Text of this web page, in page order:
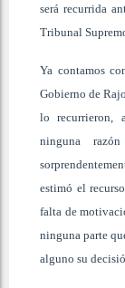
será recurrida
Tribunal
Ya contamos
Gobierno de
lo recurrieron,
ninguna
estimó el
falta de
ninguna parte
alguno su